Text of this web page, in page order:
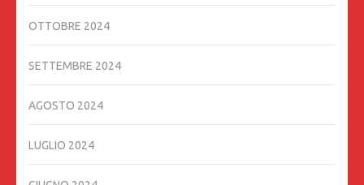
OTTOBRE 2024
SETTEMBRE 2024
AGOSTO 2024
LUGLIO 2024